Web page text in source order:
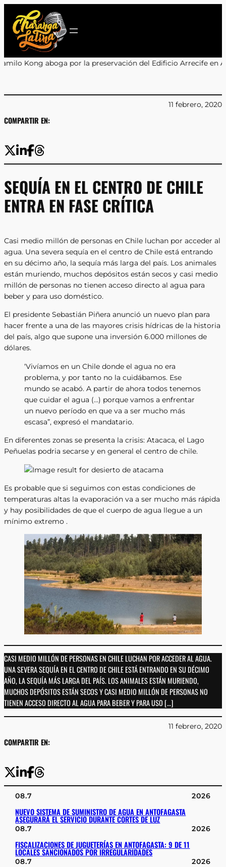
contenido
la preservación del Edificio Arrecife en Antofagasta•
COMPARTIR EN:
11 febrero, 2020
SEQUÍA EN EL CENTRO DE CHILE
ENTRA EN FASE CRÍTICA
Casi medio millón de personas en Chile luchan por acceder al
agua. Una severa sequía en el centro de Chile está entrando
en su décimo año, la sequía más larga del país. Los animales
están muriendo, muchos depósitos están secos y casi medio
millón de personas no tienen acceso directo al agua para
beber y para uso doméstico.
El presidente Sebastián Piñera anunció un nuevo plan para
hacer frente a una de las mayores crisis hídricas de la historia
del país, algo que supone una inversión 6.000 millones de
dólares.
‘Vivíamos en un Chile donde el agua no era
problema, y por tanto no la cuidábamos. Ese
mundo se acabó. A partir de ahora todos tenemos
que cuidar el agua (…) porque vamos a enfrentar
un nuevo período en que va a ser mucho más
escasa”, expresó el mandatario.
En diferentes zonas se presenta la crisis: Atacaca, el Lago
Peñuelas podria secarse y en general el centro de chile.
Es probable que si seguimos con estas condiciones de
temperaturas altas la evaporación va a ser mucho más rápida
y hay posibilidades de que el cuerpo de agua llegue a un
mínimo extremo .
CASI MEDIO MILLÓN DE PERSONAS EN CHILE LUCHAN POR ACCEDER AL AGUA.
UNA SEVERA SEQUÍA EN EL CENTRO DE CHILE ESTÁ ENTRANDO EN SU DÉCIMO
AÑO, LA SEQUÍA MÁS LARGA DEL PAÍS. LOS ANIMALES ESTÁN MURIENDO,
MUCHOS DEPÓSITOS ESTÁN SECOS Y CASI MEDIO MILLÓN DE PERSONAS NO
TIENEN ACCESO DIRECTO AL AGUA PARA BEBER Y PARA USO […]
COMPARTIR EN:
11 febrero, 2020
08.7 2026
NUEVO SISTEMA DE SUMINISTRO DE AGUA EN ANTOFAGASTA
ASEGURARÁ EL SERVICIO DURANTE CORTES DE LUZ
08.7 2026
FISCALIZACIONES DE JUGUETERÍAS EN ANTOFAGASTA: 9 DE 11
LOCALES SANCIONADOS POR IRREGULARIDADES
08.7 2026